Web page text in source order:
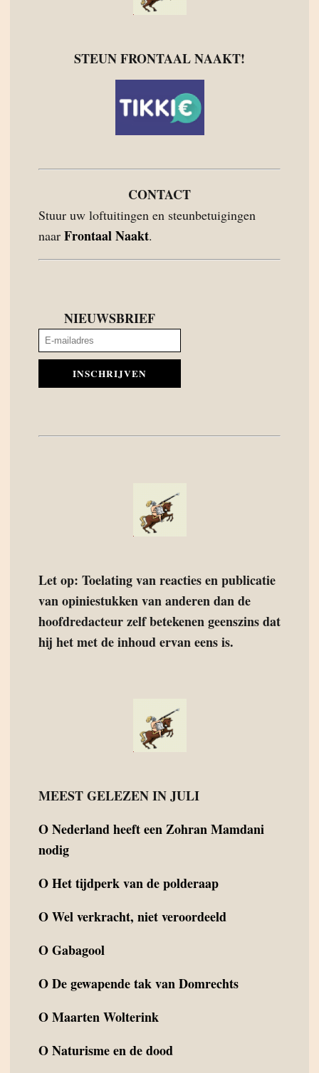
STEUN FRONTAAL NAAKT!
CONTACT
Stuur uw loftuitingen en steunbetuigingen
naar Frontaal Naakt.
NIEUWSBRIEF
INSCHRIJVEN
Let op: Toelating van reacties en publicatie
van opiniestukken van anderen dan de
hoofdredacteur zelf betekenen geenszins dat
hij het met de inhoud ervan eens is.
MEEST GELEZEN IN JULI
ONederland heeft een Zohran Mamdani
nodig
OHet tijdperk van de polderaap
OWel verkracht, niet veroordeeld
OGabagool
ODe gewapende tak van Domrechts
OMaarten Wolterink
ONaturisme en de dood